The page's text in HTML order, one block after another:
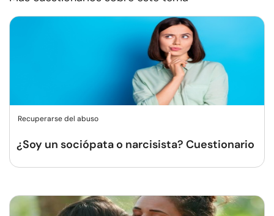
Recuperarse del abuso
¿Soy un sociópata o narcisista? Cuestionario